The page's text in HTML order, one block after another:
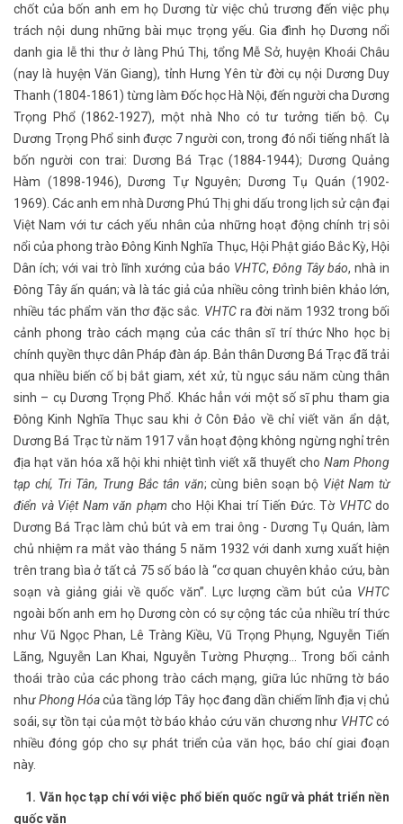
chốt của bốn anh em họ Dương từ việc chủ trương đến việc phụ
trách nội dung những bài mục trọng yếu. Gia đình họ Dương nổi
danh gia lễ thi thư ở làng Phú Thị, tổng Mễ Sở, huyện Khoái Châu
(nay là huyện Văn Giang), tỉnh Hưng Yên từ đời cụ nội Dương Duy
Thanh (1804-1861) từng làm Đốc học Hà Nội, đến người cha Dương
Trọng Phổ (1862-1927), một nhà Nho có tư tưởng tiến bộ. Cụ
Dương Trọng Phổ sinh được 7 người con, trong đó nổi tiếng nhất là
bốn người con trai: Dương Bá Trạc (1884-1944); Dương Quảng
Hàm (1898-1946), Dương Tự Nguyên; Dương Tụ Quán (1902-
1969). Các anh em nhà Dương Phú Thị ghi dấu trong lịch sử cận đại
Việt Nam với tư cách yếu nhân của những hoạt động chính trị sôi
nổi của phong trào Đông Kinh Nghĩa Thục, Hội Phật giáo Bắc Kỳ, Hội
Dân ích; với vai trò lĩnh xướng của báo VHTC, Đông Tây báo, nhà in
Đông Tây ấn quán; và là tác giả của nhiều công trình biên khảo lớn,
nhiều tác phẩm văn thơ đặc sắc. VHTCra đời năm 1932 trong bối
cảnh phong trào cách mạng của các thân sĩ trí thức Nho học bị
chính quyền thực dân Pháp đàn áp. Bản thân Dương Bá Trạc đã trải
qua nhiều biến cố bị bắt giam, xét xử, tù ngục sáu năm cùng thân
sinh – cụ Dương Trọng Phổ. Khác hẳn với một số sĩ phu tham gia
Đông Kinh Nghĩa Thục sau khi ở Côn Đảo về chỉ viết văn ẩn dật,
Dương Bá Trạc từ năm 1917 vẫn hoạt động không ngừng nghỉ trên
địa hạt văn hóa xã hội khi nhiệt tình viết xã thuyết choNam Phong
tạp chí, Tri Tân, Trung Bắc tân văn; cùng biên soạn bộ Việt Nam từ
điển và Việt Nam văn phạm cho Hội Khai trí Tiến Đức. Tờ VHTCdo
Dương Bá Trạc làm chủ bút và em trai ông - Dương Tụ Quán, làm
chủ nhiệm ra mắt vào tháng 5 năm 1932 với danh xưng xuất hiện
trên trang bìa ở tất cả 75 số báo là “cơ quan chuyên khảo cứu, bàn
soạn và giảng giải về quốc văn”. Lực lượng cầm bút của VHTC
ngoài bốn anh em họ Dương còn có sự cộng tác của nhiều trí thức
như Vũ Ngọc Phan, Lê Tràng Kiều, Vũ Trọng Phụng, Nguyễn Tiến
Lãng, Nguyễn Lan Khai, Nguyễn Tường Phượng… Trong bối cảnh
thoái trào của các phong trào cách mạng, giữa lúc những tờ báo
nhưPhong Hóacủa tầng lớp Tây học đang dần chiếm lĩnh địa vị chủ
soái, sự tồn tại của một tờ báo khảo cứu văn chương như VHTCcó
nhiều đóng góp cho sự phát triển của văn học, báo chí giai đoạn
này.
1. Văn học tạp chí với việc phổ biến quốc ngữ và phát triển nền
quốc văn